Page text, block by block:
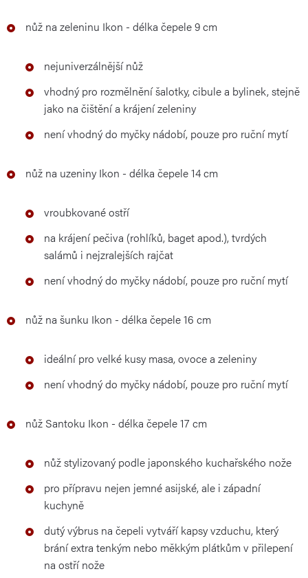
nůž na zeleninu Ikon - délka čepele 9 cm
nejuniverzálnější nůž
vhodný pro rozmělnění šalotky, cibule a bylinek, stejně
jako na čištění a krájení zeleniny
není vhodný do myčky nádobí, pouze pro ruční mytí
nůž na uzeniny Ikon - délka čepele 14 cm
vroubkované ostří
na krájení pečiva (rohlíků, baget apod.), tvrdých
salámů i nejzralejších rajčat
není vhodný do myčky nádobí, pouze pro ruční mytí
nůž na šunku Ikon - délka čepele 16 cm
ideální pro velké kusy masa, ovoce a zeleniny
není vhodný do myčky nádobí, pouze pro ruční mytí
nůž Santoku Ikon - délka čepele 17 cm
nůž stylizovaný podle japonského kuchařského nože
pro přípravu nejen jemné asijské, ale i západní
kuchyně
dutý výbrus na čepeli vytváří kapsy vzduchu, který
brání extra tenkým nebo měkkým plátkům v přilepení
na ostří nože